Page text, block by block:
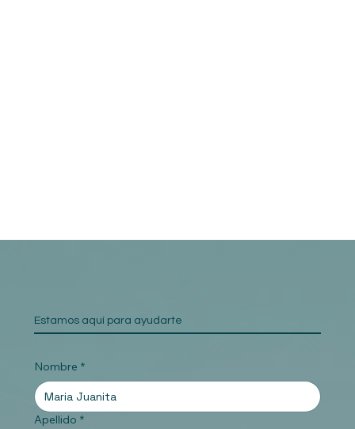
Estamos aquí para ayudarte
Nombre *
Apellido *